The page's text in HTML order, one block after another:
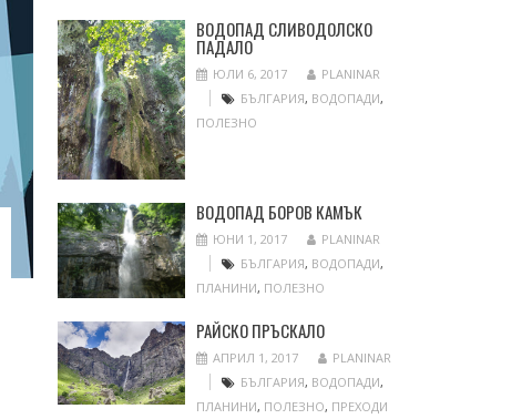
ВОДОПАД СЛИВОДОЛСКО
ПАДАЛО
ЮЛИ 6, 2017
PLANINAR
БЪЛГАРИЯ, ВОДОПАДИ,
ПОЛЕЗНО
ВОДОПАД БОРОВ КАМЪК
ЮНИ 1, 2017
PLANINAR
БЪЛГАРИЯ, ВОДОПАДИ,
ПЛАНИНИ, ПОЛЕЗНО
РАЙСКО ПРЪСКАЛО
АПРИЛ 1, 2017
PLANINAR
БЪЛГАРИЯ, ВОДОПАДИ,
ПЛАНИНИ, ПОЛЕЗНО, ПРЕХОДИ